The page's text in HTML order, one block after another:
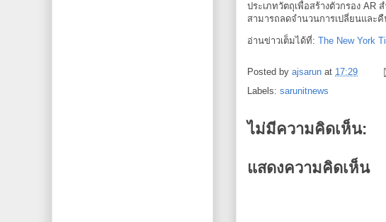
ประเภทวัตถุเพื่อสร้างตัวกรอง AR
สามารถลดจำนวนการเปลี่ยนและ
อ่านข่าวเต็มได้ที่: The New York
Posted by ajsarun at 17:29
Labels: sarunitnews
ไม่มีความคิดเห็น:
แสดงความคิดเห็น